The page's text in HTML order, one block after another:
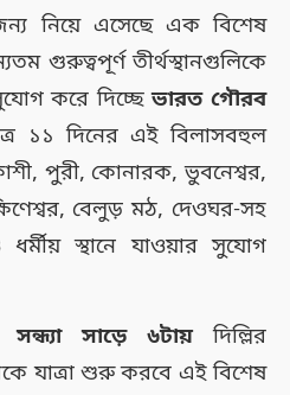
জন্য নিয়ে এসেছে এক বিশেষ
গুরুত্বপূর্ণ তীর্থস্থানগুলিকে
করে দিচ্ছেভারত গৌরব
১১ দিনের এই বিলাসবহুল
কাশী, পুরী, কোনারক, ভুবনেশ্বর,
বেলুড় মঠ, দেওঘর-সহ
স্থানে যাওয়ার সুযোগ
সন্ধ্যা সাড়ে ৬টায়দিল্লির
যাত্রা শুরু করবে এই বিশেষ